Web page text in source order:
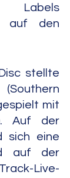
Labels
auf den
stellte
mit
Auf der
sich eine
auf der
Live-